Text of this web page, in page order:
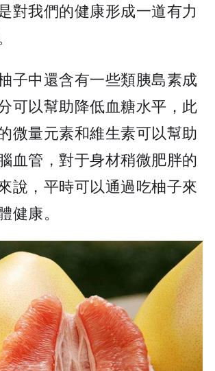
對我們的健康形成一道有力
子中還含有一些類胰島素成
可以幫助降低血糖水平，此
微量元素和維生素可以幫助
血管，對于身材稍微肥胖的
說，平時可以通過吃柚子來
健康。